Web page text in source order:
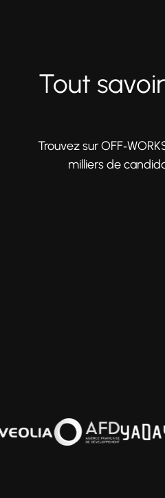
Tout
Trouvez sur
milliers de